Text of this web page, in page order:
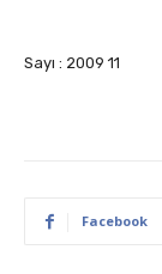
Sayı : 2009 11
Facebook